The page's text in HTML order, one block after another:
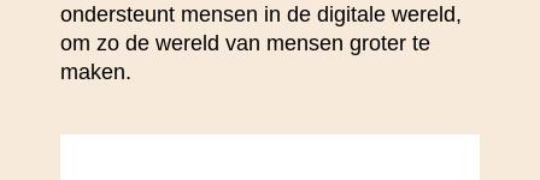
ondersteunt mensen in de digitale wereld,
om zo de wereld van mensen groter te
maken.